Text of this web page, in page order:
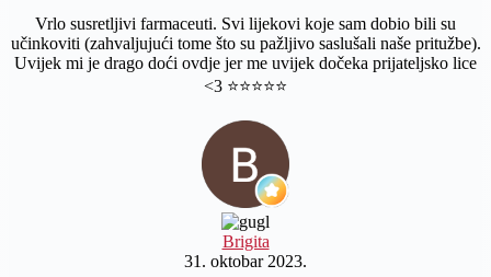
Vrlo susretljivi farmaceuti. Svi lijekovi koje sam dobio bili su
učinkoviti (zahvaljujući tome što su pažljivo saslušali naše pritužbe).
Uvijek mi je drago doći ovdje jer me uvijek dočeka prijateljsko lice
<3 ⭐️⭐️⭐️⭐️⭐️
Brigita
31. oktobar 2023.